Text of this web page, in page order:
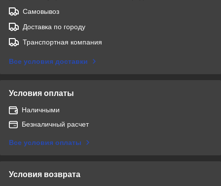
Самовывоз
Доставка по городу
Транспортная компания
Все условия доставки
Условия оплаты
Наличными
Безналичный расчет
Все условия оплаты
Условия возврата